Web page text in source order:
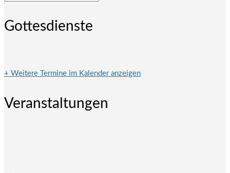
Gottesdienste
+ Weitere Termine im Kalender anzeigen
Veranstaltungen